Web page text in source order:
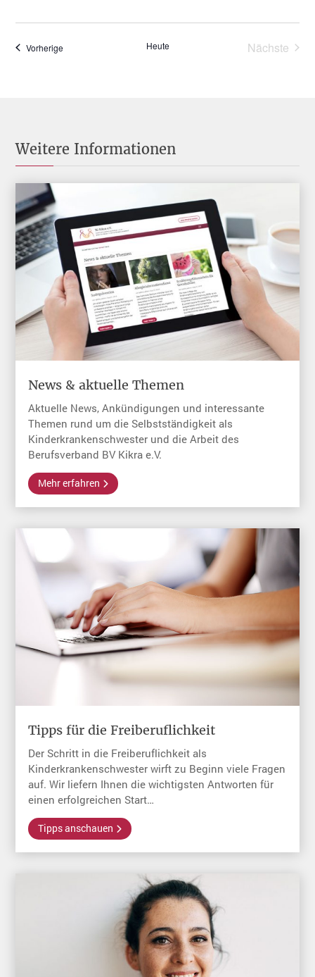
Vorherige Heute
Nächste
Weitere Informationen
News & aktuelle Themen
Aktuelle News, Ankündigungen und interessante
Themen rund um die Selbstständigkeit als
Kinderkrankenschwester und die Arbeit des
Berufsverband BV Kikra e.V.
Mehr erfahren
Tipps für die Freiberuflichkeit
Der Schritt in die Freiberuflichkeit als
Kinderkrankenschwester wirft zu Beginn viele Fragen
auf. Wir liefern Ihnen die wichtigsten Antworten für
einen erfolgreichen Start…
Tipps anschauen